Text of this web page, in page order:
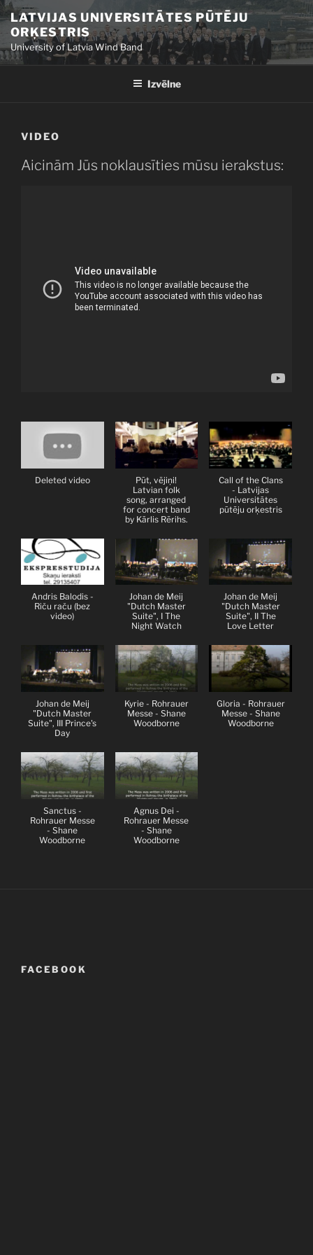
Doties
uz
saturu
LATVIJAS UNIVERSITĀTES PŪTĒJU
ORĶESTRIS
University of Latvia Wind Band
Izvēlne
VIDEO
Aicinām Jūs noklausīties mūsu ierakstus:
Deleted video
Pūt, vējiņi!
Latvian folk
song, arranged
for concert band
by Kārlis Rērihs.
Call of the Clans
- Latvijas
Universitātes
pūtēju orķestris
Andris Balodis -
Riču raču (bez
video)
Johan de Meij
"Dutch Master
Suite", I The
Night Watch
Johan de Meij
"Dutch Master
Suite", II The
Love Letter
Johan de Meij
"Dutch Master
Suite", III Prince's
Day
Kyrie - Rohrauer
Messe - Shane
Woodborne
Gloria - Rohrauer
Messe - Shane
Woodborne
Sanctus -
Rohrauer Messe
- Shane
Woodborne
Agnus Dei -
Rohrauer Messe
- Shane
Woodborne
FACEBOOK